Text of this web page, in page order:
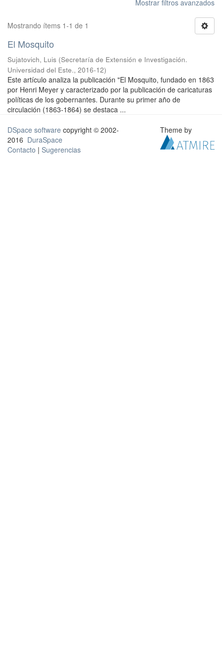
Mostrar filtros avanzados
Mostrando ítems 1-1 de 1
El Mosquito
Sujatovich, Luis (Secretaría de Extensión e Investigación.
Universidad del Este., 2016-12)
Este artículo analiza la publicación "El Mosquito, fundado en 1863
por Henri Meyer y caracterizado por la publicación de caricaturas
políticas de los gobernantes. Durante su primer año de
circulación (1863-1864) se destaca ...
DSpace software copyright © 2002-
2016 DuraSpace
Contacto | Sugerencias
Theme by